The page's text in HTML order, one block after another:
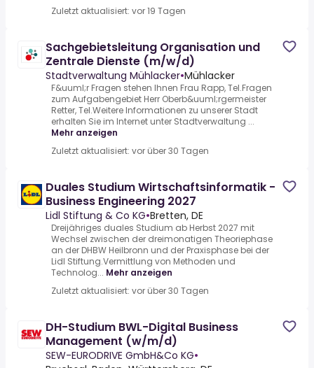
Zuletzt aktualisiert: vor 19 Tagen
Sachgebietsleitung Organisation und
Zentrale Dienste (m/w/d)
Stadtverwaltung Mühlacker•Mühlacker
F&uuml;r Fragen stehen Ihnen Frau Rapp, Tel.Fragen
zum Aufgabengebiet Herr Oberb&uuml;rgermeister
Retter, Tel.Weitere Informationen zu unserer Stadt
erhalten Sie im Internet unter Stadtverwaltung ...
Mehr anzeigen
Zuletzt aktualisiert: vor über 30 Tagen
Duales Studium Wirtschaftsinformatik -
Business Engineering 2027
Lidl Stiftung & Co KG•Bretten, DE
Dreijähriges duales Studium ab Herbst 2027 mit
Wechsel zwischen der dreimonatigen Theoriephase
an der DHBW Heilbronn und der Praxisphase bei der
Lidl Stiftung.Vermittlung von Methoden und
Technolog... Mehr anzeigen
Zuletzt aktualisiert: vor über 30 Tagen
DH-Studium BWL-Digital Business
Management (w/m/d)
SEW-EURODRIVE GmbH&Co KG•